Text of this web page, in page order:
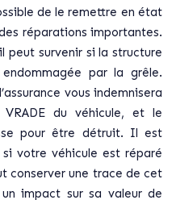
de le remettre en état
réparations importantes.
peut survenir si la structure
par la grêle.
vous indemnisera
du véhicule, et le
pour être détruit. Il est
votre véhicule est réparé
conserver une trace de cet
impact sur sa valeur de